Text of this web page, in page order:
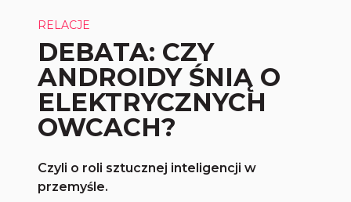
RELACJE
DEBATA: CZY
ANDROIDY ŚNIĄ O
ELEKTRYCZNYCH
OWCACH?
Czyli o roli sztucznej inteligencji w
przemyśle.